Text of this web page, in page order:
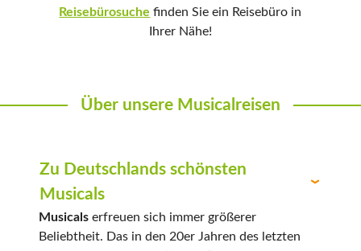
Reisebürosuche finden Sie ein Reisebüro in
Ihrer Nähe!
Über unsere Musicalreisen
Zu Deutschlands schönsten
Musicals
Musicals erfreuen sich immer größerer
Beliebtheit. Das in den 20er Jahren des letzten